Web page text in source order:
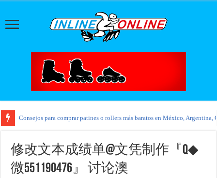
Consejos para comprar patines o rollers más baratos en México, Argentina,
修改文本成绩单@文凭制作『Q◆
微551190476』 讨论澳